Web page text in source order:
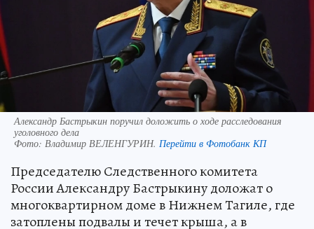
Александр Бастрыкин поручил доложить о ходе расследования
уголовного дела
Фото: Владимир ВЕЛЕНГУРИН. Перейти в Фотобанк КП
Председателю Следственного комитета
России Александру Бастрыкину доложат о
многоквартирном доме в Нижнем Тагиле, где
затоплены подвалы и течет крыша, а в